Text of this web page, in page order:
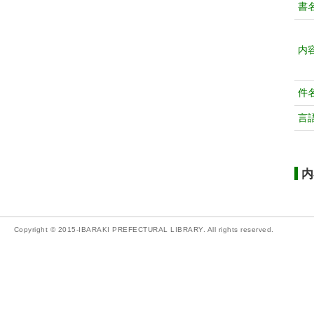
書
内
件
言
Copyright © 2015-IBARAKI PREFECTURAL LIBRARY. All rights reserved.